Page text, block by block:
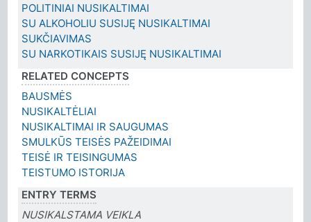
POLITINIAI NUSIKALTIMAI
SU ALKOHOLIU SUSIJĘ NUSIKALTIMAI
SUKČIAVIMAS
SU NARKOTIKAIS SUSIJĘ NUSIKALTIMAI
RELATED CONCEPTS
BAUSMĖS
NUSIKALTĖLIAI
NUSIKALTIMAI IR SAUGUMAS
SMULKŪS TEISĖS PAŽEIDIMAI
TEISĖ IR TEISINGUMAS
TEISTUMO ISTORIJA
ENTRY TERMS
NUSIKALSTAMA VEIKLA